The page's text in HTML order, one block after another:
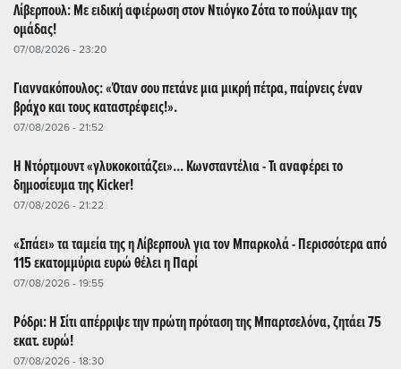
Λίβερπουλ: Με ειδική αφιέρωση στον Ντιόγκο Ζότα το πούλμαν της
ομάδας!
07/08/2026 - 23:20
Γιαννακόπουλος: «Όταν σου πετάνε μια μικρή πέτρα, παίρνεις έναν
βράχο και τους καταστρέφεις!».
07/08/2026 - 21:52
Η Ντόρτμουντ «γλυκοκοιτάζει»... Κωνσταντέλια - Τι αναφέρει το
δημοσίευμα της Kicker!
07/08/2026 - 21:22
«Σπάει» τα ταμεία της η Λίβερπουλ για τον Μπαρκολά - Περισσότερα από
115 εκατομμύρια ευρώ θέλει η Παρί
07/08/2026 - 19:55
Ρόδρι: Η Σίτι απέρριψε την πρώτη πρόταση της Μπαρτσελόνα, ζητάει 75
εκατ. ευρώ!
07/08/2026 - 18:30